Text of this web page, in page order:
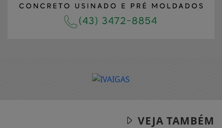
VEJA TAMBÉM